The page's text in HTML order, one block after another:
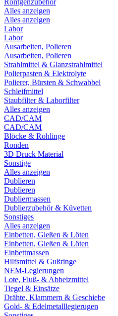
Röntgenzubehör
Alles anzeigen
Alles anzeigen
Labor
Labor
Ausarbeiten, Polieren
Ausarbeiten, Polieren
Strahlmittel & Glanzstrahlmittel
Polierpasten & Elektrolyte
Polierer, Bürsten & Schwabbel
Schleifmittel
Staubfilter & Laborfilter
Alles anzeigen
CAD/CAM
CAD/CAM
Blöcke & Rohlinge
Ronden
3D Druck Material
Sonstige
Alles anzeigen
Dublieren
Dublieren
Dubliermassen
Dublierzubehör & Küvetten
Sonstiges
Alles anzeigen
Einbetten, Gießen & Löten
Einbetten, Gießen & Löten
Einbettmassen
Hilfsmittel & Gußringe
NEM-Legierungen
Lote, Fluß- & Abbeizmittel
Tiegel & Einsätze
Drähte, Klammern & Geschiebe
Gold- & Edelmetalllegierugen